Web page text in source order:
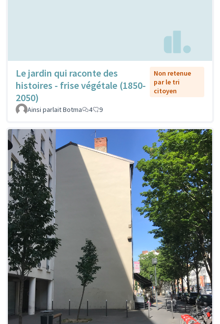
Le jardin qui raconte des
histoires - frise végétale (1850-
2050)
Non retenue
par le tri
citoyen
Ainsi parlait Botma 4 9